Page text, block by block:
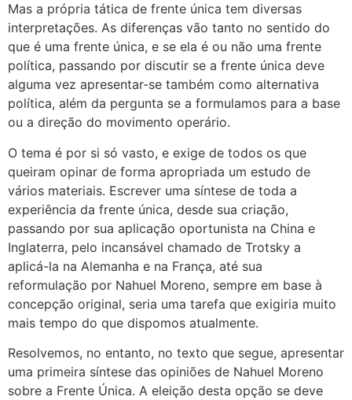
Mas a própria tática de frente única tem diversas
interpretações. As diferenças vão tanto no sentido do
que é uma frente única, e se ela é ou não uma frente
política, passando por discutir se a frente única deve
alguma vez apresentar-se também como alternativa
política, além da pergunta se a formulamos para a base
ou a direção do movimento operário.
O tema é por si só vasto, e exige de todos os que
queiram opinar de forma apropriada um estudo de
vários materiais. Escrever uma síntese de toda a
experiência da frente única, desde sua criação,
passando por sua aplicação oportunista na China e
Inglaterra, pelo incansável chamado de Trotsky a
aplicá-la na Alemanha e na França, até sua
reformulação por Nahuel Moreno, sempre em base à
concepção original, seria uma tarefa que exigiria muito
mais tempo do que dispomos atualmente.
Resolvemos, no entanto, no texto que segue, apresentar
uma primeira síntese das opiniões de Nahuel Moreno
sobre a Frente Única. A eleição desta opção se deve